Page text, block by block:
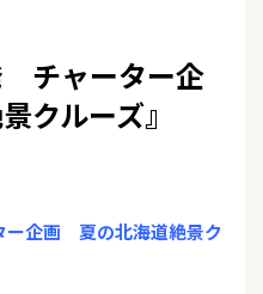
チャーター企
クルーズ』
ー企画 夏の北海道絶景ク